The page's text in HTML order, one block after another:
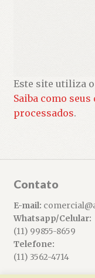
Este site utiliza
Saiba como
processados.
Contato
E-mail:
Whatsapp/Celular:
(11) 99855-8659
Telefone:
(11) 3562-4714